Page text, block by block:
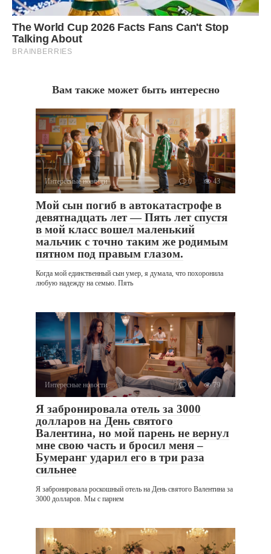
Вам также может быть интересно
Интересные новости 0 43
Мой сын погиб в автокатастрофе в
девятнадцать лет — Пять лет спустя
в мой класс вошел маленький
мальчик с точно таким же родимым
пятном под правым глазом.
Когда мой единственный сын умер, я думала, что похоронила
любую надежду на семью. Пять
Интересные новости 0 79
Я забронировала отель за 3000
долларов на День святого
Валентина, но мой парень не вернул
мне свою часть и бросил меня –
Бумеранг ударил его в три раза
сильнее
Я забронировала роскошный отель на День святого Валентина за
3000 долларов. Мы с парнем